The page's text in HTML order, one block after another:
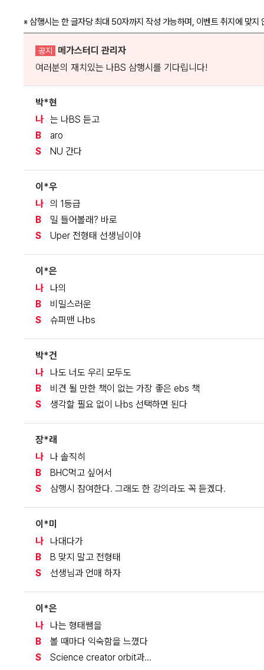
※삼행시는 한 글자당 최대 50자까지 작성 가능하며, 이벤트 취지에 맞지
공지
메가스터디 관리자
여러분의 재치있는 나BS 삼행시를 기다립니다!
박*현
나 는 나BS 듣고
B
aro
S
NU 간다
이*우
나 의 1등급
B
밀 들어볼래? 바로
S
Uper 전형태 선생님이야
이*은
나
나의
B
비밀스러운
S
슈퍼맨 나bs
박*건
나
나도 너도 우리 모두도
B
비견 될 만한 책이 없는 가장 좋은 ebs 책
S
생각할 필요 없이 나bs 선택하면 된다
장*래
나
나 솔직히
B
BHC먹고 싶어서
S
삼행시 참여한다. 그래도 한 강의라도 꼭 듣겠다.
이*미
나
나대다가
B
B 맞지 말고 전형태
S
선생님과 언매 하자
이*은
나
나는 형태쌤을
B
볼 때마다 익숙함을 느꼈다
S
Science creator orbit과...